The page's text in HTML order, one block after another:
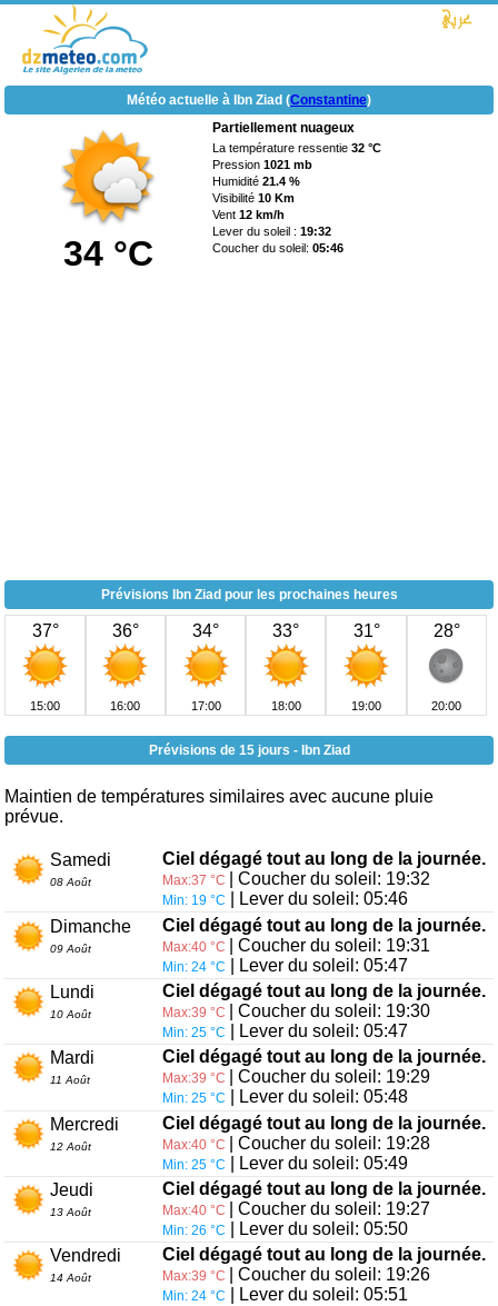
Météo actuelle à Ibn Ziad (Constantine)
34 °C
Partiellement nuageux
La température ressentie32 °C
Pression1021 mb
Humidité21.4 %
Visibilité10 Km
Vent12 km/h
Lever du soleil :19:32
Coucher du soleil:05:46
Prévisions Ibn Ziad pour les prochaines heures
37°
15:00
36°
16:00
34°
17:00
33°
18:00
31°
19:00
28°
20:00
Prévisions de 15 jours - Ibn Ziad
Maintien de températures similaires avec aucune pluie
prévue.
Samedi
08 Août
Ciel dégagé tout au long de la journée.
Max:37 °C | Coucher du soleil: 19:32
Min: 19 °C
| Lever du soleil: 05:46
Dimanche
09 Août
Ciel dégagé tout au long de la journée.
Max:40 °C | Coucher du soleil: 19:31
Min: 24 °C
| Lever du soleil: 05:47
Lundi
10 Août
Ciel dégagé tout au long de la journée.
Max:39 °C | Coucher du soleil: 19:30
Min: 25 °C
| Lever du soleil: 05:47
Mardi
11 Août
Ciel dégagé tout au long de la journée.
Max:39 °C | Coucher du soleil: 19:29
Min: 25 °C
| Lever du soleil: 05:48
Mercredi
12 Août
Ciel dégagé tout au long de la journée.
Max:40 °C | Coucher du soleil: 19:28
Min: 25 °C
| Lever du soleil: 05:49
Jeudi
13 Août
Ciel dégagé tout au long de la journée.
Max:40 °C | Coucher du soleil: 19:27
Min: 26 °C
| Lever du soleil: 05:50
Vendredi
14 Août
Ciel dégagé tout au long de la journée.
Max:39 °C | Coucher du soleil: 19:26
Min: 24 °C
| Lever du soleil: 05:51